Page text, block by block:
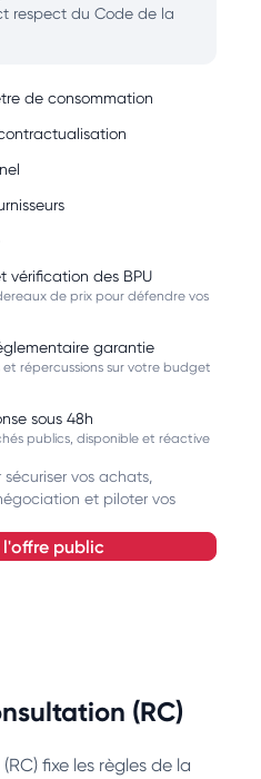
respect du Code de la
de consommation
vérification des BPU
de prix pour défendre vos
garantie
répercussions sur votre budget
sous 48h
publics, disponible et réactive
vos achats,
et piloter vos
l'offre public
(RC)
fixe les règles de la